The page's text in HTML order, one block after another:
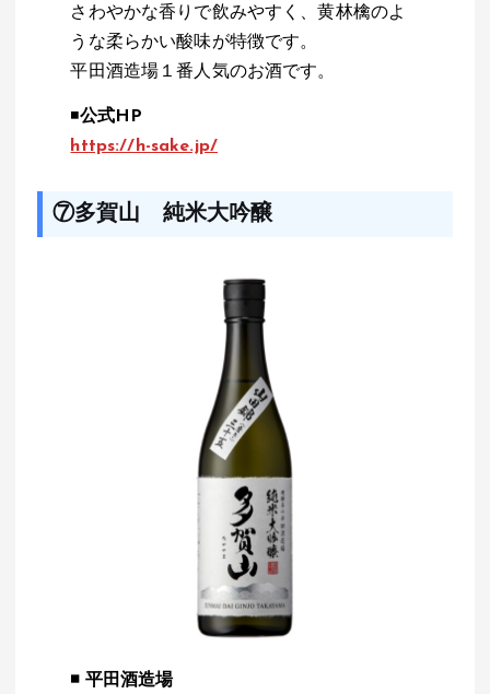
さわやかな香りで飲みやすく、黄林檎のよ
うな柔らかい酸味が特徴です。
平田酒造場１番人気のお酒です。
◾️公式HP
https://h-sake.jp/
⑦多賀山 純米大吟醸
◾️ 平田酒造場